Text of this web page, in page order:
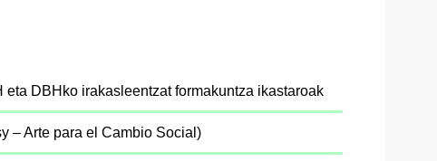
DBHko irakasleentzat formakuntza ikastaroak
– Arte para el Cambio Social)